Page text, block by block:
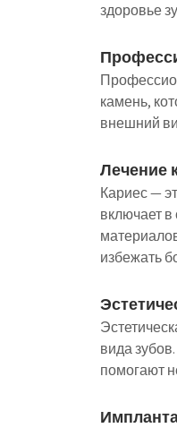
здоровье
камень,
внешний
Лечение
Кариес —
включает
избежать
вида
помогают